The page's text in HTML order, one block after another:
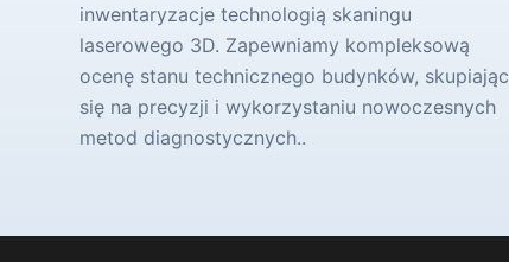
inwentaryzacje technologią skaningu
laserowego 3D. Zapewniamy kompleksową
ocenę stanu technicznego budynków, skupiając
się na precyzji i wykorzystaniu nowoczesnych
metod diagnostycznych..